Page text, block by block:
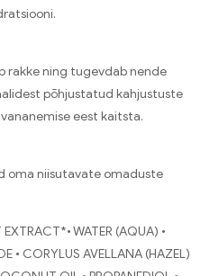
rakke ning tugevdab nende
põhjustatud kahjustuste
eest kaitsta.
oma niisutavate omaduste
WATER (AQUA) •
• CORYLUS AVELLANA (HAZEL)